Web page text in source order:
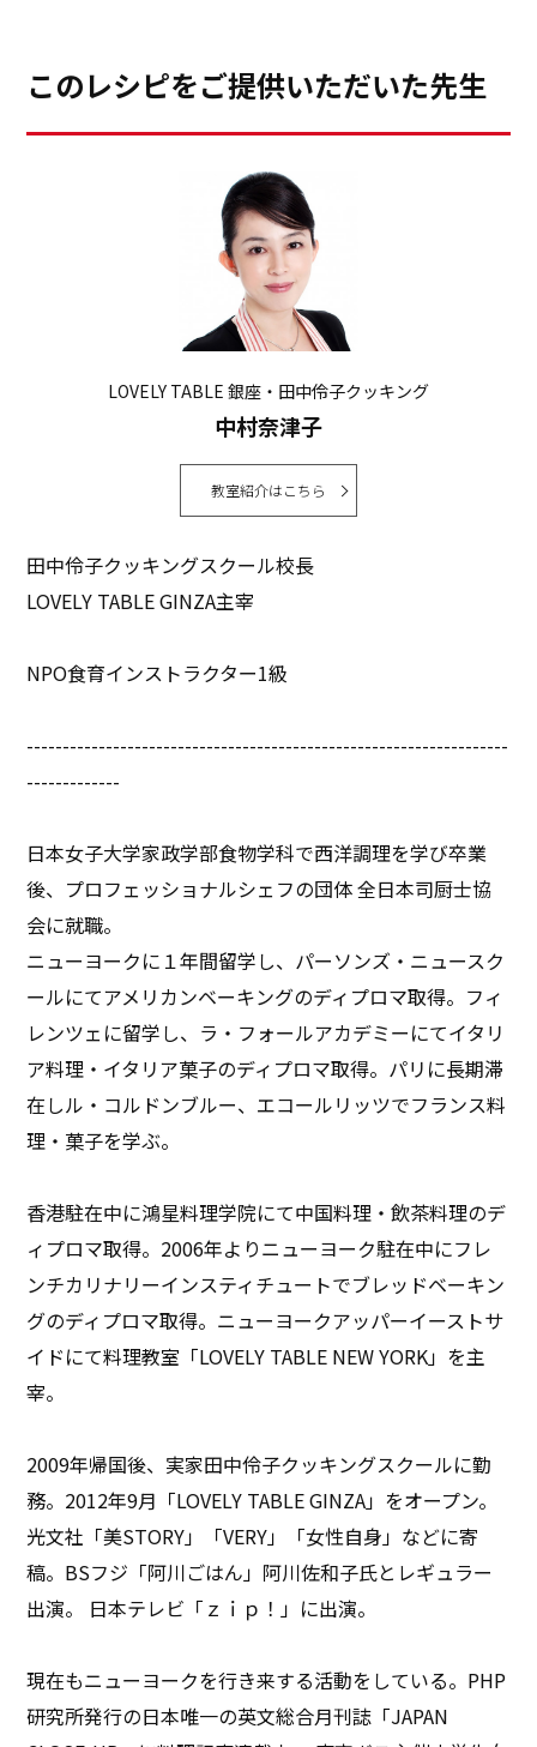
このレシピをご提供いただいた先生
LOVELY TABLE 銀座・田中伶子クッキング
中村奈津子
教室紹介はこちら
田中伶子クッキングスクール校長
LOVELY TABLE GINZA主宰
NPO食育インストラクター1級
-------------------------------------------------------------------
-------------
日本女子大学家政学部食物学科で西洋調理を学び卒業
後、プロフェッショナルシェフの団体 全日本司厨士協
会に就職。
ニューヨークに１年間留学し、パーソンズ・ニュースク
ールにてアメリカンベーキングのディプロマ取得。フィ
レンツェに留学し、ラ・フォールアカデミーにてイタリ
ア料理・イタリア菓子のディプロマ取得。パリに長期滞
在しル・コルドンブルー、エコールリッツでフランス料
理・菓子を学ぶ。
香港駐在中に鴻星料理学院にて中国料理・飲茶料理のデ
ィプロマ取得。2006年よりニューヨーク駐在中にフレ
ンチカリナリーインスティチュートでブレッドベーキン
グのディプロマ取得。ニューヨークアッパーイーストサ
イドにて料理教室「LOVELY TABLE NEW YORK」を主
宰。
2009年帰国後、実家田中伶子クッキングスクールに勤
務。2012年9月「LOVELY TABLE GINZA」をオープン。
光文社「美STORY」「VERY」「女性自身」などに寄
稿。BSフジ「阿川ごはん」阿川佐和子氏とレギュラー
出演。 日本テレビ「ｚｉｐ！」に出演。
現在もニューヨークを行き来する活動をしている。PHP
研究所発行の日本唯一の英文総合月刊誌「JAPAN